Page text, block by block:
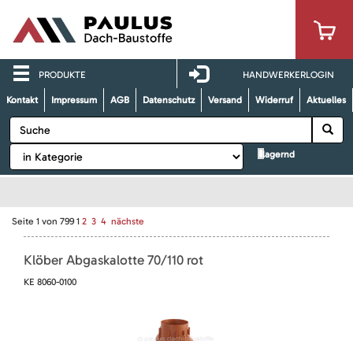
PRODUKTE HANDWERKERLOGIN
Kontakt Impressum AGB Datenschutz Versand Widerruf Aktuelles
lagernd
Seite 1 von 799 1 2 3 4 nächste
Klöber Abgaskalotte 70/110 rot
KE 8060-0100